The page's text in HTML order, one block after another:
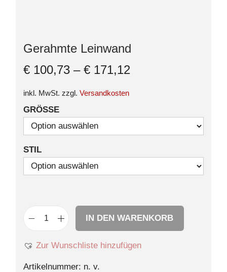
Gerahmte Leinwand
€ 100,73 – € 171,12
inkl. MwSt. zzgl. Versandkosten
GRÖSSE
STIL
IN DEN WARENKORB
Zur Wunschliste hinzufügen
Artikelnummer: n. v.